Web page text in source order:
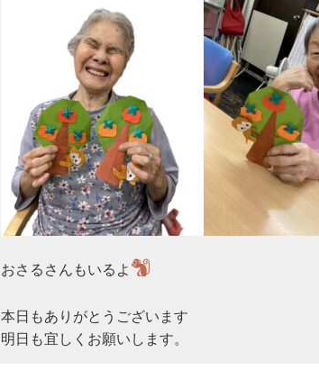
おさるさんもいるよ
本日もありがとうございます
明日も宜しくお願いします。